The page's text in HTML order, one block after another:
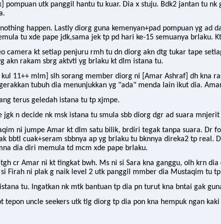
pompuan utk panggil hantu tu kuar. Dia x stuju. Bdk2 jantan tu
happen. Lastly diorg guna kemenyan+pad pompuan yg
tu xde pape jdk,sama jek tp pd hari ke-15 semuanya brlaku.
camera kt setiap penjuru rmh tu dn diorg akn dtg tukar tape
akn rakam sbrg aktvti yg brlaku kt dlm istana tu.
11++ mlm] slh sorang member diorg ni [Amar Ashraf] dh kna
tubuh dia menunjukkan yg "ada" menda lain ikut dia.
terus geledah istana tu tp xjmpe.
n decide nk msk istana tu smula sbb diorg dgr ad suara
ni jumpe Amar kt dlm satu bilik, brdiri tegak tanpa suara. Dr
bbtl cuak+seram sbbnya ap yg brlaku tu bknnya direka2 tp real.
dia diri memula td mcm xde pape brlaku.
cr Amar ni kt tingkat bwh. Ms ni si Sara kna ganggu, olh krn
Firah ni plak g naik level 2 utk panggil mmber dia Mustaqim tu
tu. Ingatkan nk mtk bantuan tp dia pn turut kna bntai gak
tepon uncle seekers utk tlg diorg tp dia pon kna hempuk ngan